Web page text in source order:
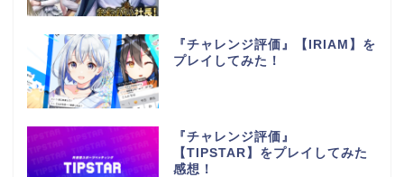
『チャレンジ評価』【IRIAM】を
プレイしてみた！
『チャレンジ評価』
【TIPSTAR】をプレイしてみた
感想！